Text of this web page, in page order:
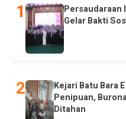
Persaudaraan
Gelar Bakti
Kejari Batu Bara
Penipuan,
Ditahan